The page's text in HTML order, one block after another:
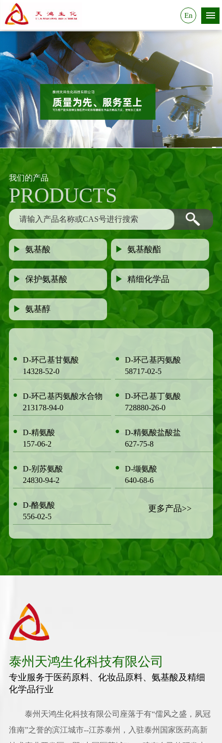
En
我们的产品
PRODUCTS
▶氨基酸 ▶氨基酸酯
▶保护氨基酸 ▶精细化学品
▶氨基醇
●
D-环己基甘氨酸
14328-52-0
●
D-环己基丙氨酸
58717-02-5
●
D-环己基丙氨酸水合物
213178-94-0
●
D-环己基丁氨酸
728880-26-0
●
D-精氨酸
157-06-2
●
D-精氨酸盐酸盐
627-75-8
●
D-别苏氨酸
24830-94-2
●
D-缬氨酸
640-68-6
●
D-酪氨酸
556-02-5
更多产品>>
泰州天鸿生化科技有限公司
专业服务于医药原料、化妆品原料、氨基酸及精细
化学品行业
泰州天鸿生化科技有限公司 座落于有“儒风之盛，夙冠
淮南”之誉的滨江城市--江苏泰州，入驻泰州国家医药高新